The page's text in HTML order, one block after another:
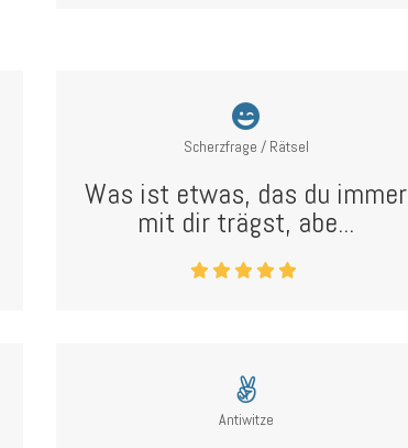
Scherzfrage / Rätsel
Was ist etwas, das du immer
mit dir trägst, abe...
Antiwitze